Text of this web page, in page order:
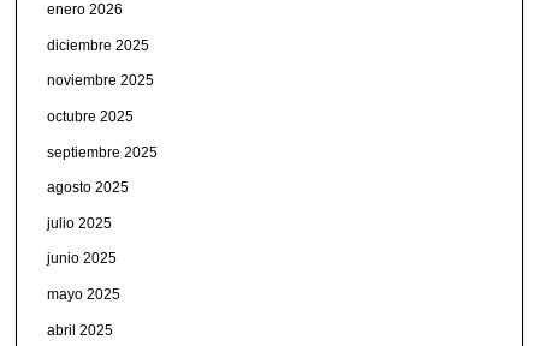
enero 2026
diciembre 2025
noviembre 2025
octubre 2025
septiembre 2025
agosto 2025
julio 2025
junio 2025
mayo 2025
abril 2025